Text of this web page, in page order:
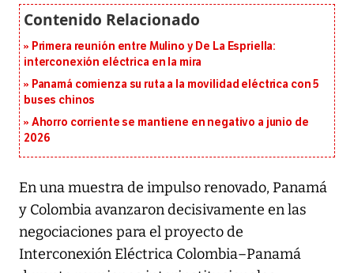
Primera reunión entre Mulino y De La Espriella:
interconexión eléctrica en la mira
Panamá comienza su ruta a la movilidad eléctrica con 5
buses chinos
Ahorro corriente se mantiene en negativo a junio de
2026
En una muestra de impulso renovado, Panamá
y Colombia avanzaron decisivamente en las
negociaciones para el proyecto de
Interconexión Eléctrica Colombia–Panamá